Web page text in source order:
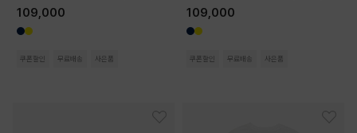
109,000
쿠폰할인 무료배송 사은품
109,000
쿠폰할인 무료배송 사은품